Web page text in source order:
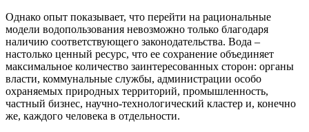
Однако опыт показывает, что перейти на рациональные
модели водопользования невозможно только благодаря
наличию соответствующего законодательства. Вода –
настолько ценный ресурс, что ее сохранение объединяет
максимальное количество заинтересованных сторон: органы
власти, коммунальные службы, администрации особо
охраняемых природных территорий, промышленность,
частный бизнес, научно-технологический кластер и, конечно
же, каждого человека в отдельности.